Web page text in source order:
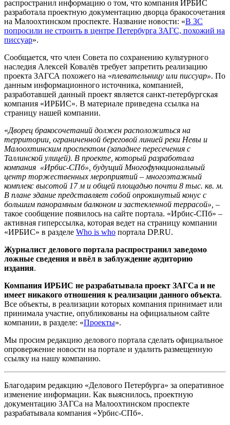
распространил информацию о том, что компания ИРБИС
разработала проектную документацию дворца бракосочетания
на Малоохтинском проспекте. Название новости: «В ЗС
попросили не строить в центре Петербурга ЗАГС, похожий на
писсуар».
Сообщается, что член Совета по сохранению культурного
наследия Алексей Ковалёв требует запретить реализацию
проекта ЗАГСА похожего на «плевательницу или писсуар». По
данным информационного источника, компанией,
разработавшей данный проект является санкт-петербургская
компания «ИРБИС». В материале приведена ссылка на
страницу нашей компании.
«Дворец бракосочетаний должен расположиться на
территории, ограниченной береговой линией реки Невы и
Малоохтинским проспектом (западнее пересечения с
Таллинской улицей). В проекте, который разработала
компания «Ирбис-СПб», будущий Многофункциональный
центр торжественных мероприятий – многоэтажный
комплекс высотой 17 м и общей площадью почти 8 тыс. кв. м.
В плане здание представляет собой опрокинутый конус с
большим панорамным балконом и застекленной террасой», –
такое сообщение появилось на сайте портала. «Ирбис-СПб» –
активная гиперссылка, которая ведет на страницу компании
«ИРБИС» в разделе Who is who портала DP.RU.
Журналист делового портала распространил заведомо
ложные сведения и ввёл в заблуждение аудиторию
издания.
Компания ИРБИС не разрабатывала проект ЗАГСа и не
имеет никакого отношения к реализации данного объекта.
Все объекты, в реализации которых компания принимает или
принимала участие, опубликованы на официальном сайте
компании, в разделе: «Проекты».
Мы просим редакцию делового портала сделать официальное
опровержение новости на портале и удалить размещенную
ссылку на нашу компанию.
Благодарим редакцию «Делового Петербурга» за оперативное
изменение информации. Как выяснилось, проектную
документацию ЗАГСа на Малоохтинском проспекте
разрабатывала компания «Урбис-СПб».